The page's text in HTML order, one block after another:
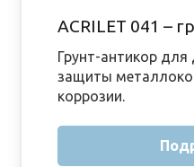
ACRILET 041 –
Грунт-антикор
защиты
коррозии.